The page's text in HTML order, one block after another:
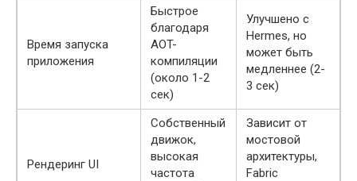
Время запуска
приложения
Быстрое
благодаря
AOT-
компиляции
(около 1-2
сек)
Улучшено с
Hermes, но
может быть
медленнее (2-
3 сек)
Рендеринг UI
Собственный
движок,
высокая
частота
Зависит от
мостовой
архитектуры,
Fabric